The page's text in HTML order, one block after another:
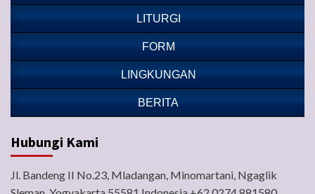
LITURGI
FORM
LINGKUNGAN
BERITA
Hubungi Kami
Jl. Bandeng II No.23, Mladangan, Minomartani, Ngaglik